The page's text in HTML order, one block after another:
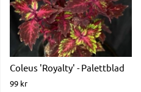
Coleus 'Royalty' - Palettblad
99 kr